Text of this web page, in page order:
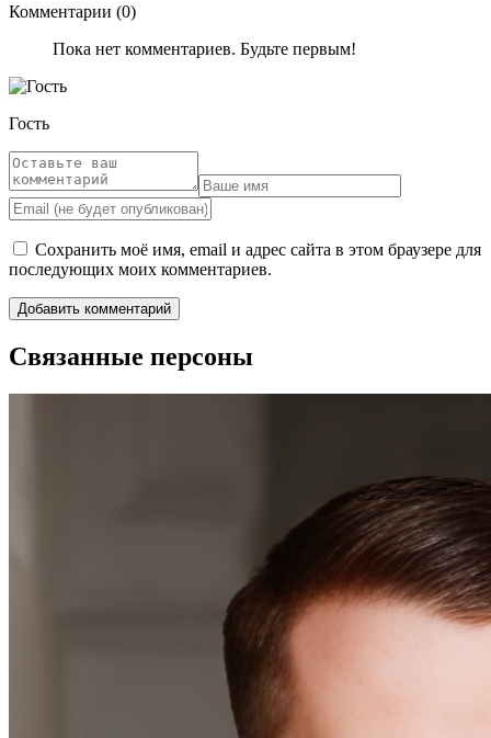
Комментарии (0)
Пока нет комментариев. Будьте первым!
Гость
Сохранить моё имя, email и адрес сайта в этом браузере для
последующих моих комментариев.
Связанные персоны